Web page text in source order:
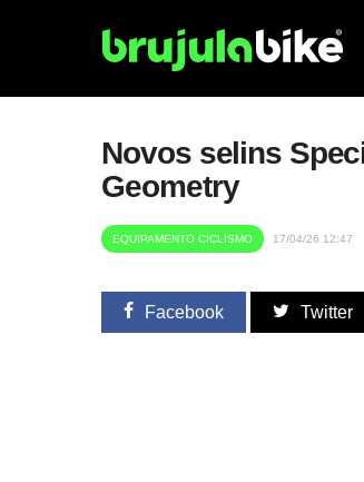
Novos selins
Geometry
EQUIPAMENTO CICLISMO 17/04/26 12:47
Facebook Twitter